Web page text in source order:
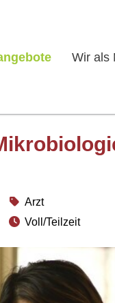
Wir als
Arzt
Voll/Teilzeit